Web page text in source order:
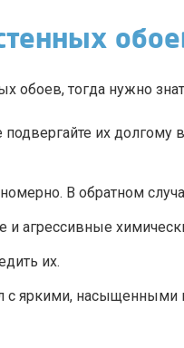
обоев, тогда нужно
их
В обратном
и агрессивные
их.
с яркими,